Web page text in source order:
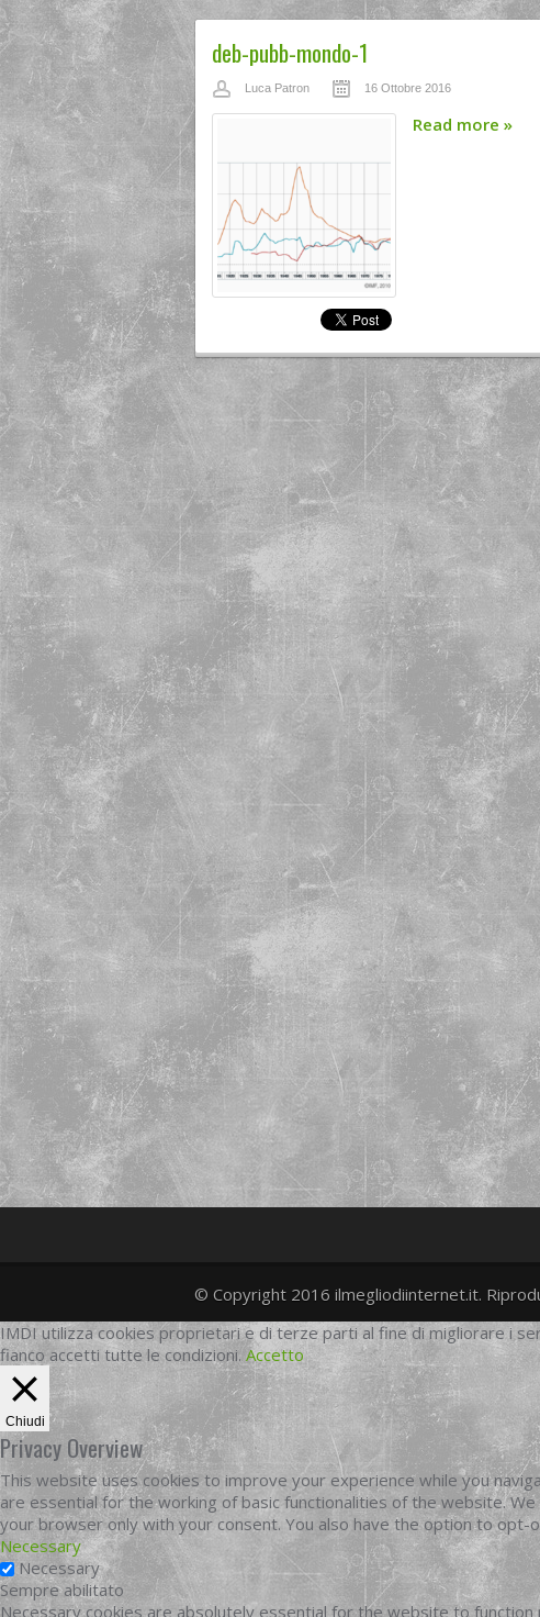
deb-pubb-mondo-1
Luca Patron 16 Ottobre 2016
Read more »
© Copyright 2016 ilmegliodiinternet.it.
IMDI utilizza cookies proprietari e di terze parti al fine di migliorare i
fianco accetti tutte le condizioni. Accetto
Chiudi
Privacy Overview
This website uses cookies to improve your experience while you
are essential for the working of basic functionalities of the website.
your browser only with your consent. You also have the option to
Necessary
Necessary
Sempre abilitato
Necessary cookies are absolutely essential for the website to